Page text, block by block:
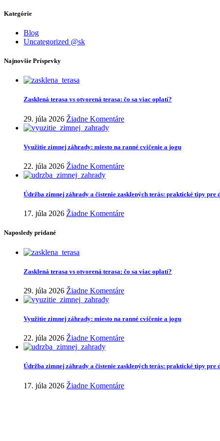
Kategórie
Blog
Uncategorized @sk
Najnovšie Príspevky
Zasklená terasa vs otvorená terasa: čo sa viac oplatí?
29. júla 2026 Žiadne Komentáre
Využitie zimnej záhrady: miesto na ranné cvičenie a jogu
22. júla 2026 Žiadne Komentáre
Údržba zimnej záhrady a čistenie zasklených terás: praktické tipy pre
17. júla 2026 Žiadne Komentáre
Naposledy pridané
Zasklená terasa vs otvorená terasa: čo sa viac oplatí?
29. júla 2026 Žiadne Komentáre
Využitie zimnej záhrady: miesto na ranné cvičenie a jogu
22. júla 2026 Žiadne Komentáre
Údržba zimnej záhrady a čistenie zasklených terás: praktické tipy pre
17. júla 2026 Žiadne Komentáre